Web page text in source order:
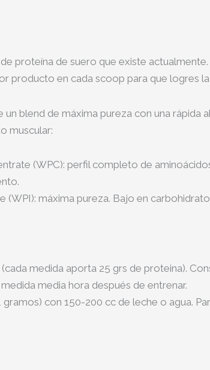
proteína de suero que existe
producto en cada scoop para que logres
blend de máxima pureza con una rápida
muscular:
(WPC): perfil completo de
(WPI): máxima pureza. Bajo en
(cada medida aporta 25 grs de proteina).
media hora después de entrenar.
gramos) con 150-200 cc de leche o agua.